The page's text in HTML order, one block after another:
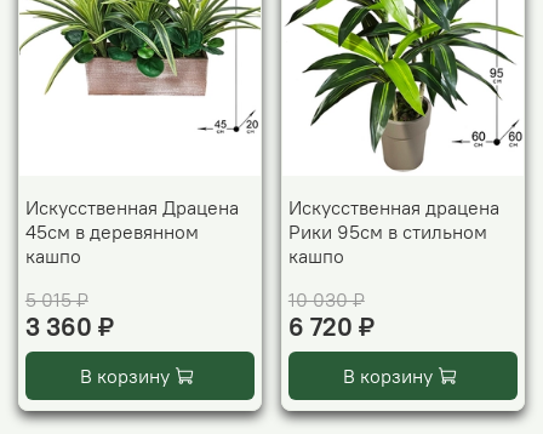
Искусственная Драцена
45см в деревянном
кашпо
5 015 ₽
3 360 ₽
В корзину
Искусственная драцена
Рики 95см в стильном
кашпо
10 030 ₽
6 720 ₽
В корзину